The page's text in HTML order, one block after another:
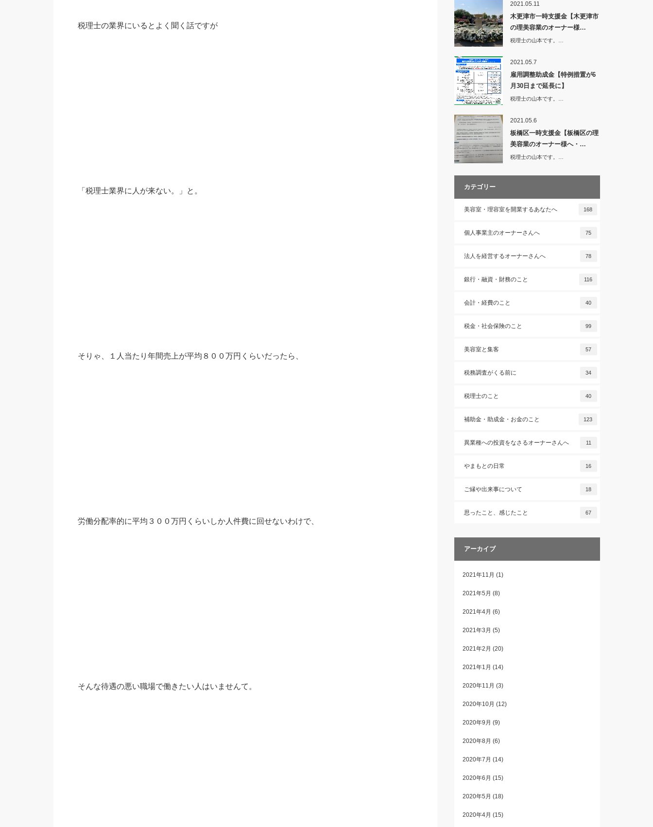
税理士の業界にいるとよく聞く話ですが
「税理士業界に人が来ない。」と。
そりゃ、１人当たり年間売上が平均８００万円くらいだったら、
労働分配率的に平均３００万円くらいしか人件費に回せないわけで、
そんな待遇の悪い職場で働きたい人はいませんて。
2021.05.11
木更津市一時支援金【木更津市
の理美容業のオーナー様…
税理士の山本です。…
2021.05.7
雇用調整助成金【特例措置が6
月30日まで延長に】
税理士の山本です。…
2021.05.6
板橋区一時支援金【板橋区の理
美容業のオーナー様へ・…
税理士の山本です。…
カテゴリー
美容室・理容室を開業するあなたへ 168
個人事業主のオーナーさんへ 75
法人を経営するオーナーさんへ 78
銀行・融資・財務のこと 116
会計・経費のこと 40
税金・社会保険のこと 99
美容室と集客 57
税務調査がくる前に 34
税理士のこと 40
補助金・助成金・お金のこと 123
異業種への投資をなさるオーナーさんへ 11
やまもとの日常 16
ご縁や出来事について 18
思ったこと、感じたこと 67
アーカイブ
2021年11月 (1)
2021年5月 (8)
2021年4月 (6)
2021年3月 (5)
2021年2月 (20)
2021年1月 (14)
2020年11月 (3)
2020年10月 (12)
2020年9月 (9)
2020年8月 (6)
2020年7月 (14)
2020年6月 (15)
2020年5月 (18)
2020年4月 (15)